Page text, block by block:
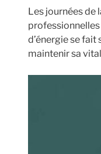
Les journées
professionnelles
d’énergie se
maintenir sa